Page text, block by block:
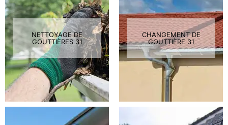
NETTOYAGE DE
GOUTTIÈRES 31
CHANGEMENT DE
GOUTTIÈRE 31